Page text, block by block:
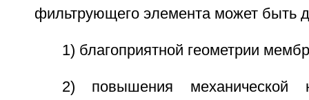
фильтрующего элемента может быть
1) благоприятной геометрии
2) повышения механической